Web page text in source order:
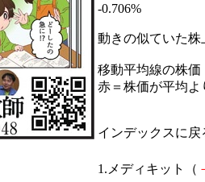
-0.706%
動きの似ていた
移動平均線の株価
赤＝株価が平均
インデックスに戻
1.メディキット（